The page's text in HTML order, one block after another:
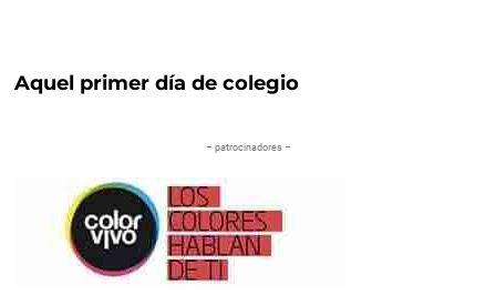
Aquel primer día de colegio
– patrocinadores –